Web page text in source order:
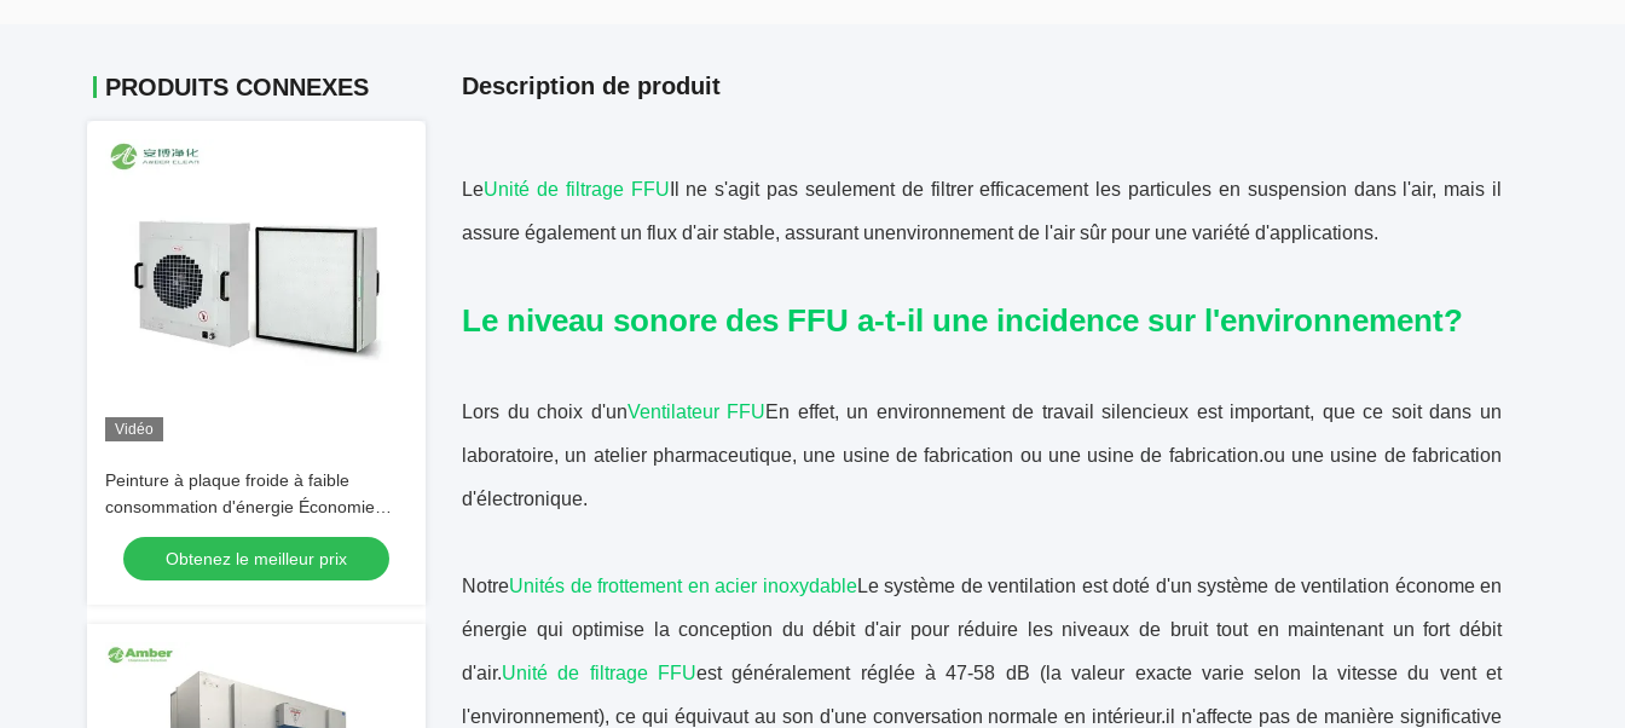
PRODUITS CONNEXES
Vidéo
Peinture à plaque froide à faible
consommation d'énergie Économie
d'énergie AC HEPA Unité de filtre de
ventilateur H14 Filtre
Obtenez le meilleur prix
Description de produit
LeUnité de filtrage FFU Il ne s'agit pas seulement de filtrer efficacement les particules en suspension dans l'air, mais il
assure également un flux d'air stable, assurant unenvironnement de l'air sûr pour une variété d'applications.
Le niveau sonore des FFU a-t-il une incidence sur l'environnement?
Lors du choix d'unVentilateur FFUEn effet, un environnement de travail silencieux est important, que ce soit dans un
laboratoire, un atelier pharmaceutique, une usine de fabrication ou une usine de fabrication.ou une usine de fabrication
d'électronique.
NotreUnités de frottement en acier inoxydableLe système de ventilation est doté d'un système de ventilation économe en
énergie qui optimise la conception du débit d'air pour réduire les niveaux de bruit tout en maintenant un fort débit
d'air.Unité de filtrage FFUest généralement réglée à 47-58 dB (la valeur exacte varie selon la vitesse du vent et
l'environnement), ce qui équivaut au son d'une conversation normale en intérieur.il n'affecte pas de manière significative